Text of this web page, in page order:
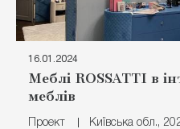
16.01.2024
Меблі ROSSATTI в
меблів
Проект Київська обл.,